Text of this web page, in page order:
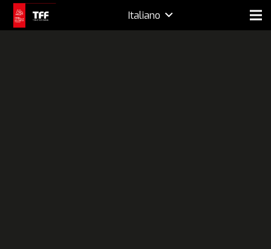
Italiano